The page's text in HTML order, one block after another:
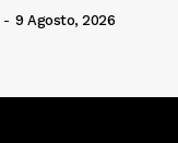
- 9 Agosto, 2026